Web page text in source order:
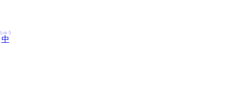
中
ゅう